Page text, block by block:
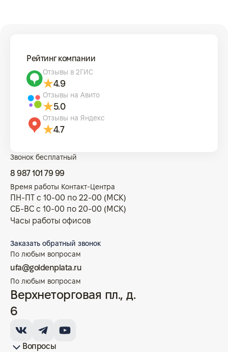
Рейтинг компании
Отзывы в 2ГИС
4.9
Отзывы на Авито
5.0
Отзывы на Яндекс
4.7
Вопросы
Звонок бесплатный
8 987 101 79 99
Время работы Контакт-Центра
ПН-ПТ с 10-00 по 22-00 (МСК)
СБ-ВС с 10-00 по 20-00 (МСК)
Часы работы офисов
Заказать обратный звонок
По любым вопросам
ufa@goldenplata.ru
По любым вопросам
Верхнеторговая пл., д.
6